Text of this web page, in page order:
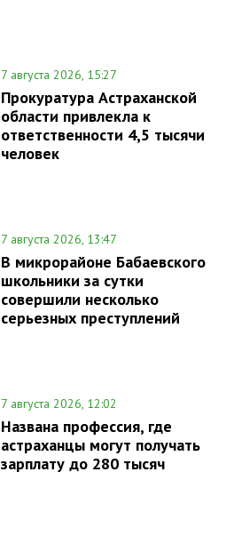
7 августа 2026, 15:27
Прокуратура Астраханской
области привлекла к
ответственности 4,5 тысячи
человек
7 августа 2026, 13:47
В микрорайоне Бабаевского
школьники за сутки
совершили несколько
серьезных преступлений
7 августа 2026, 12:02
Названа профессия, где
астраханцы могут получать
зарплату до 280 тысяч